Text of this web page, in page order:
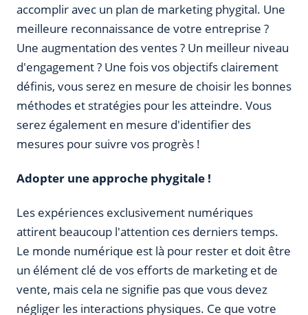
accomplir avec un plan de marketing phygital. Une
meilleure reconnaissance de votre entreprise ?
Une augmentation des ventes ? Un meilleur niveau
d'engagement ? Une fois vos objectifs clairement
définis, vous serez en mesure de choisir les bonnes
méthodes et stratégies pour les atteindre. Vous
serez également en mesure d'identifier des
mesures pour suivre vos progrès !
Adopter une approche phygitale !
Les expériences exclusivement numériques
attirent beaucoup l'attention ces derniers temps.
Le monde numérique est là pour rester et doit être
un élément clé de vos efforts de marketing et de
vente, mais cela ne signifie pas que vous devez
négliger les interactions physiques. Ce que votre